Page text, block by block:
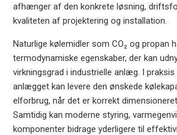
afhænger af den konkrete løsning,
kvaliteten af projektering og installation.
Naturlige kølemidler som CO₂ og propan
termodynamiske egenskaber, der kan
virkningsgrad i industrielle anlæg. I
anlægget kan levere den ønskede
elforbrug, når det er korrekt
Samtidig kan moderne styring,
komponenter bidrage yderligere til